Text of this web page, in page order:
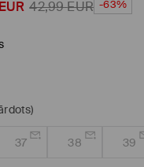
EUR 42,99EUR -63%
37 38 39